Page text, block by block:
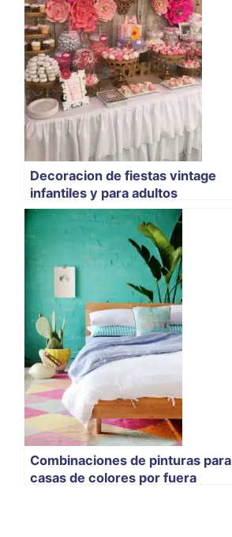
Decoracion de fiestas vintage
infantiles y para adultos
Combinaciones de pinturas para
casas de colores por fuera